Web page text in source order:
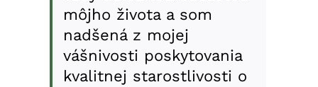
môjho života a som
nadšená z mojej
vášnivosti poskytovania
kvalitnej starostlivosti o